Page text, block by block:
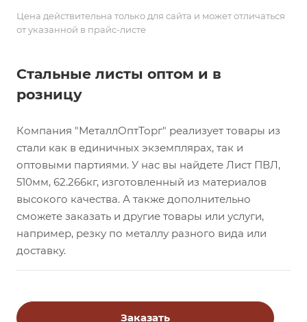
Цена действительна только для сайта и может отличаться
от указанной в прайс-листе
Стальные листы оптом и в
розницу
Компания "МеталлОптТорг" реализует товары из
стали как в единичных экземплярах, так и
оптовыми партиями. У нас вы найдете Лист ПВЛ,
510мм, 62.266кг, изготовленный из материалов
высокого качества. А также дополнительно
сможете заказать и другие товары или услуги,
например, резку по металлу разного вида или
доставку.
Заказать